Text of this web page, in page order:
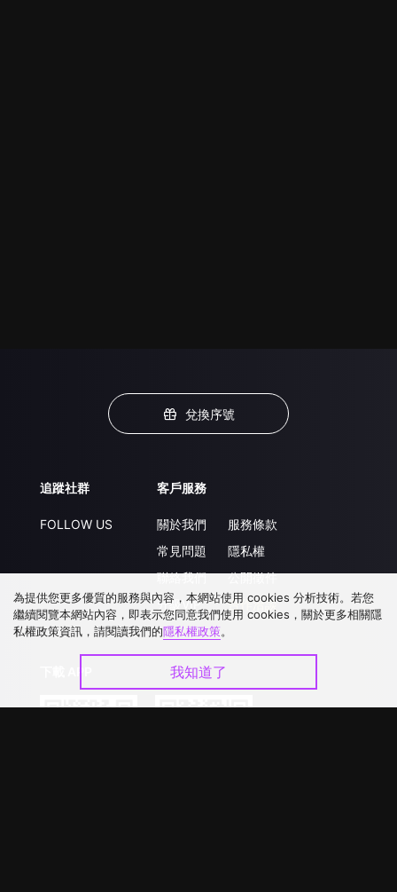
兌換序號
追蹤社群
FOLLOW US
客戶服務
關於我們
常見問題
聯絡我們
升級VIP
服務條款
隱私權
公開徵件
合作洽談
為提供您更多優質的服務與內容，本網站使用 cookies 分析技術。若您
繼續閱覽本網站內容，即表示您同意我們使用 cookies，關於更多相關隱
私權政策資訊，請閱讀我們的隱私權政策。
我知道了